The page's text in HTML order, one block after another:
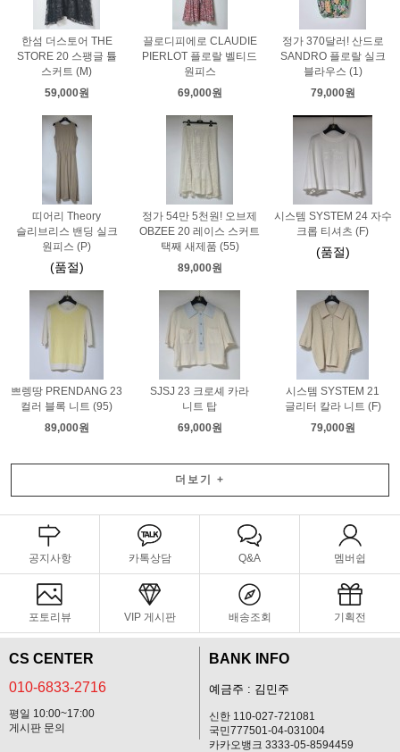
한섬 더스토어 THE
STORE 20 스팽글 튤
스커트 (M)
59,000원
끌로디피에로 CLAUDIE
PIERLOT 플로랄 벨티드
원피스
69,000원
정가 370달러! 산드로
SANDRO 플로랄 실크
블라우스 (1)
79,000원
띠어리 Theory
슬리브리스 밴딩 실크
원피스 (P)
(품절)
정가 54만 5천원! 오브제
OBZEE 20 레이스 스커트
택째 새제품 (55)
89,000원
시스템 SYSTEM 24 자수
크롭 티셔츠 (F)
(품절)
쁘렝땅 PRENDANG 23
컬러 블록 니트 (95)
89,000원
SJSJ 23 크로셰 카라
니트 탑
69,000원
시스템 SYSTEM 21
글리터 칼라 니트 (F)
79,000원
더보기 +
공지사항 카톡상담 Q&A 멤버쉽
포토리뷰 VIP 게시판 배송조회 기획전
CS CENTER
010-6833-2716
평일 10:00~17:00
게시판 문의
BANK INFO
예금주 : 김민주
신한 110-027-721081
국민777501-04-031004
카카오뱅크 3333-05-8594459